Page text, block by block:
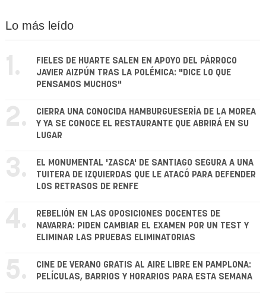
Lo más leído
1.
FIELES DE HUARTE SALEN EN APOYO DEL PÁRROCO
JAVIER AIZPÚN TRAS LA POLÉMICA: "DICE LO QUE
PENSAMOS MUCHOS"
2.
CIERRA UNA CONOCIDA HAMBURGUESERÍA DE LA MOREA
Y YA SE CONOCE EL RESTAURANTE QUE ABRIRÁ EN SU
LUGAR
3.
EL MONUMENTAL 'ZASCA' DE SANTIAGO SEGURA A UNA
TUITERA DE IZQUIERDAS QUE LE ATACÓ PARA DEFENDER
LOS RETRASOS DE RENFE
4.
REBELIÓN EN LAS OPOSICIONES DOCENTES DE
NAVARRA: PIDEN CAMBIAR EL EXAMEN POR UN TEST Y
ELIMINAR LAS PRUEBAS ELIMINATORIAS
5.
CINE DE VERANO GRATIS AL AIRE LIBRE EN PAMPLONA:
PELÍCULAS, BARRIOS Y HORARIOS PARA ESTA SEMANA